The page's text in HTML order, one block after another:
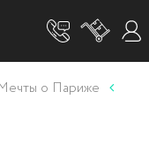
о Париже